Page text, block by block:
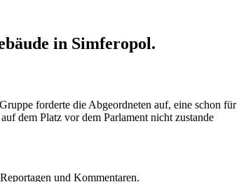
in Simferopol.
forderte die Abgeordneten auf, eine schon für
dem Platz vor dem Parlament nicht zustande
und Kommentaren.